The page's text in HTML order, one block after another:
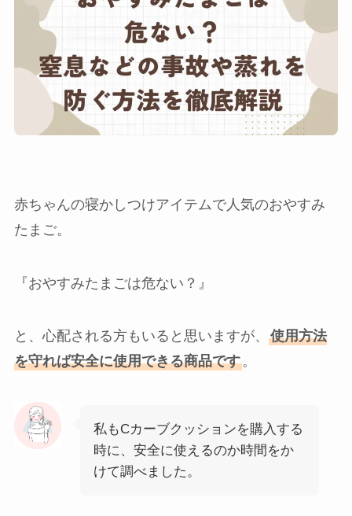
赤ちゃんの寝かしつけアイテムで人気のおやすみ
たまご。
『おやすみたまごは危ない？』
と、心配される方もいると思いますが、 使用方法
を守れば安全に使用できる商品です。
私もCカーブクッションを購入する
時に、安全に使えるのか時間をか
けて調べました。